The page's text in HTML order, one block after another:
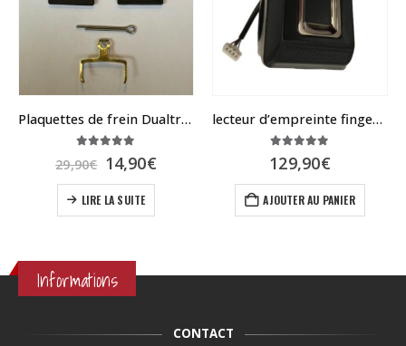
Plaquettes de frein Dualtron NUTT avec ailettes de refroidissement
29,90€ Le
prix
initial
était :
14,90€Le
LIRE LA SUITE
lecteur d’empreinte fingerprint pour Dualtron et Speedway
129,90€
AJOUTER AU PANIER
Informations
CONTACT